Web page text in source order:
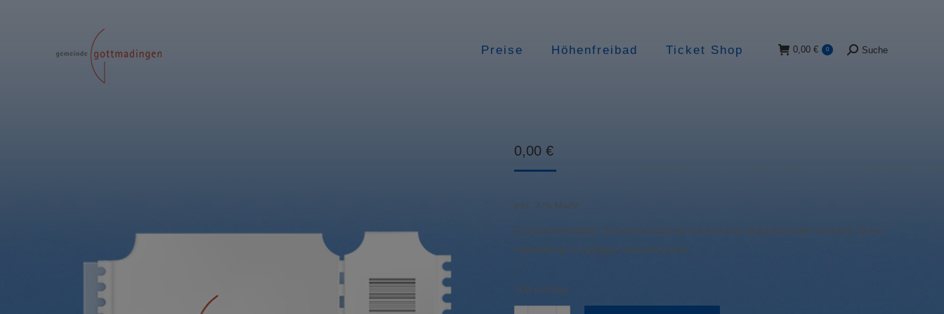
Preise Höhenfreibad Ticket Shop 0,00 € 0 Suche:
Suche
0,00 €
inkl. 7 % MwSt.
Schwerbehinderte: Schwerbehinderte mit Ausweis Mitgliedschaft Hansefit: Nur in
Verbindung mit gültiger Hansefit-Karte
200 vorrätig